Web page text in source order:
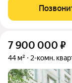
км от МКАД и
доступностью
7 900 000 ₽
44 м² 2-комн.